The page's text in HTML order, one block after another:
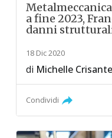
a fine 2023,
danni
18 Dic 2020
di Michelle
Condividi